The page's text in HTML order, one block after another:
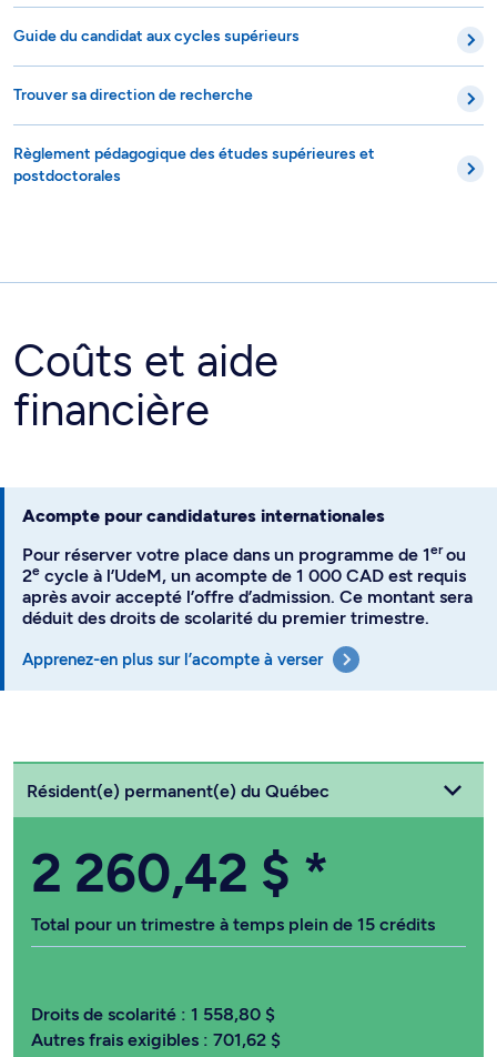
Guide du candidat aux cycles supérieurs
Trouver sa direction de recherche
Règlement pédagogique des études supérieures et
postdoctorales
Coûts et aide
financière
Acompte pour candidatures internationales
Pour réserver votre place dans un programme de 1erou
2e cycle à l’UdeM, un acompte de 1 000 CAD est requis
après avoir accepté l’offre d’admission. Ce montant sera
déduit des droits de scolarité du premier trimestre.
Apprenez-en plus sur l’acompte à verser
Choisissez votre statut
Résident(e) permanent(e) du Québec
2 260,42 $ *
Total pour un trimestre à temps plein de 15 crédits
Droits de scolarité : 1 558,80 $
Autres frais exigibles : 701,62 $